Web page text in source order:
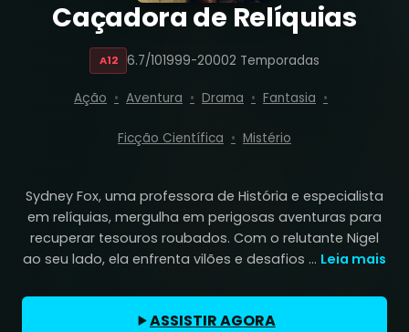
Caçadora de Relíquias
A12 6.7/101999-20002 Temporadas
Ação Aventura Drama Fantasia
Ficção Científica Mistério
Sydney Fox, uma professora de História e especialista
em relíquias, mergulha em perigosas aventuras para
recuperar tesouros roubados. Com o relutante Nigel
ao seu lado, ela enfrenta vilões e desafios ... Leia mais
ASSISTIR AGORA